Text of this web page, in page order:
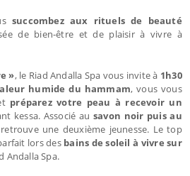
succombez aux rituels de beauté
de bien-être et de plaisir à vivre à
», le Riad Andalla Spa vous invite à 1h30
humide du hammam, vous vous
préparez votre peau à recevoir un
kessa. Associé au savon noir puis au
une deuxième jeunesse. Le top
lors des bains de soleil à vivre sur
Andalla Spa.